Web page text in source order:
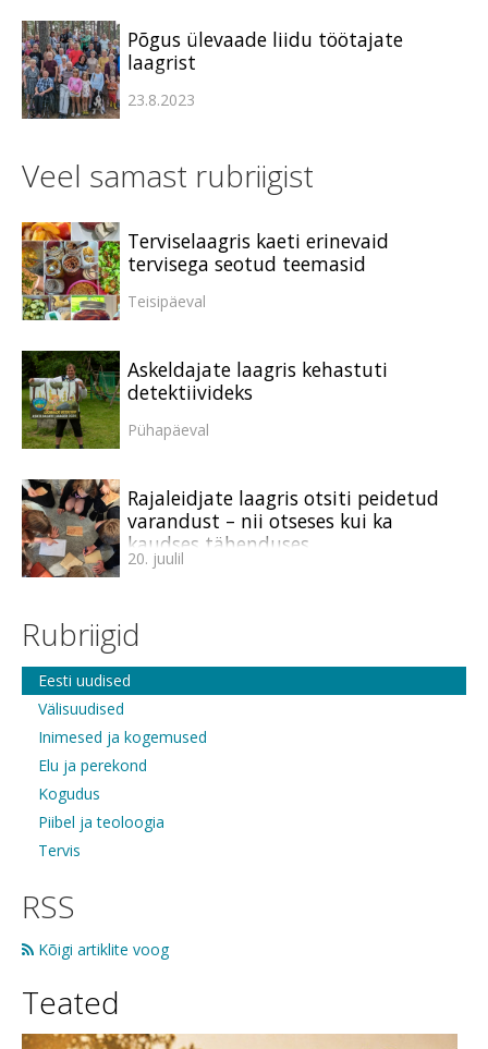
Põgus ülevaade liidu töötajate
laagrist
23.8.2023
Veel samast rubriigist
Terviselaagris kaeti erinevaid
tervisega seotud teemasid
Teisipäeval
Askeldajate laagris kehastuti
detektiivideks
Pühapäeval
Rajaleidjate laagris otsiti peidetud
varandust – nii otseses kui ka
kaudses tähenduses
20. juulil
Rubriigid
Eesti uudised
Välisuudised
Inimesed ja kogemused
Elu ja perekond
Kogudus
Piibel ja teoloogia
Tervis
RSS
Kõigi artiklite voog
Teated